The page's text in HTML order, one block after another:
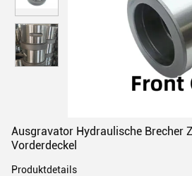
Ausgravator Hydraulische Brecher
Vorderdeckel
Produktdetails